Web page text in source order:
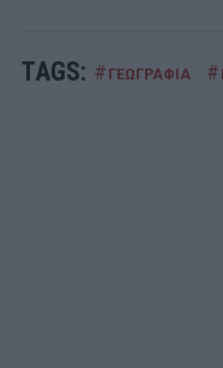
TAGS: # ΓΕΩΓΡΑΦΙΑ #